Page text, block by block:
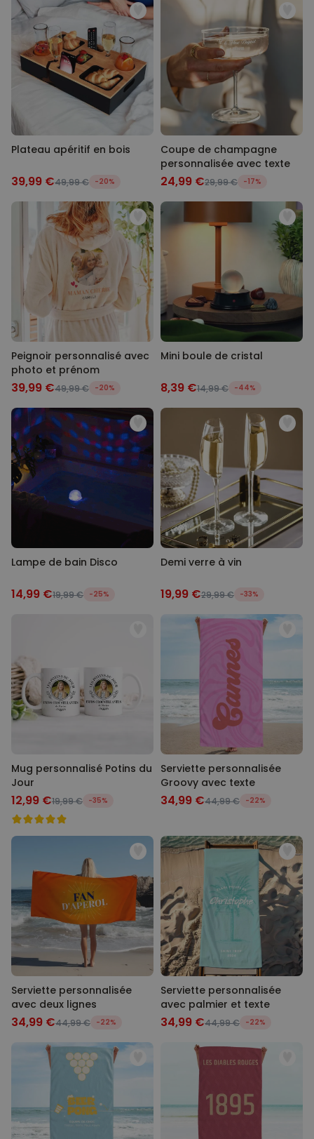
Plateau apéritif en bois
39,99 €49,99 € -20%
Coupe de champagne
personnalisée avec texte
24,99 €29,99 € -17%
Peignoir personnalisé avec
photo et prénom
39,99 €49,99 € -20%
Mini boule de cristal
8,39 €14,99 € -44%
Lampe de bain Disco
14,99 €19,99 € -25%
Demi verre à vin
19,99 €29,99 € -33%
Mug personnalisé Potins du
Jour
12,99 €19,99 € -35%
Serviette personnalisée
Groovy avec texte
34,99 €44,99 € -22%
Serviette personnalisée
avec deux lignes
34,99 €44,99 € -22%
Serviette personnalisée
avec palmier et texte
34,99 €44,99 € -22%